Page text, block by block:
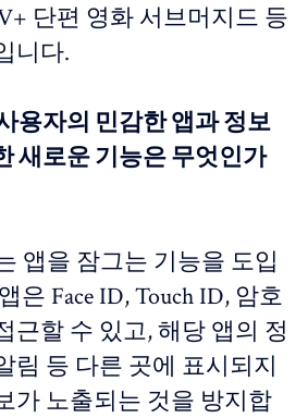
단편 영화 서브머지드 등
니다.
사용자의 민감한 앱과 정보
새로운 기능은 무엇인가
앱을 잠그는 기능을 도입
은 Face ID, Touch ID, 암호
근할 수 있고, 해당 앱의 정
림 등 다른 곳에 표시되지
가 노출되는 것을 방지합